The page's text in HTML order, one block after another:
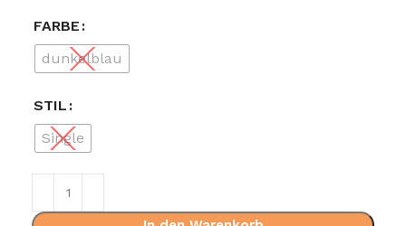
FARBE
dunkelblau
STIL
Single